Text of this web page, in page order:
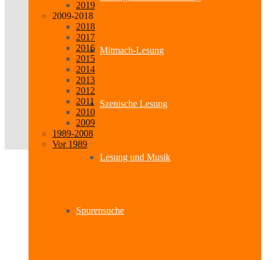
Mitmach-Lesung
Szenische Lesung
Lesung und Musik
Spurensuche
2019
2009-2018
2018
2017
2016
2015
2014
2013
2012
2011
2010
2009
1989-2008
Vor 1989